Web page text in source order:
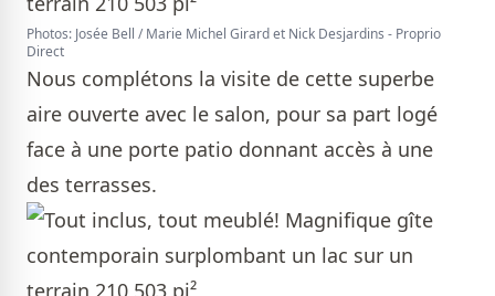
Photos: Josée Bell / Marie Michel Girard et Nick Desjardins - Proprio
Direct
Nous complétons la visite de cette superbe
aire ouverte avec le salon, pour sa part logé
face à une porte patio donnant accès à une
des terrasses.